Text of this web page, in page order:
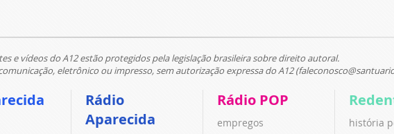
e vídeos do A12 estão protegidos pela legislação brasileira sobre direito autoral.
eletrônico ou impresso, sem autorização expressa do A12
Rádio
Aparecida
Rádio POP
empregos
história